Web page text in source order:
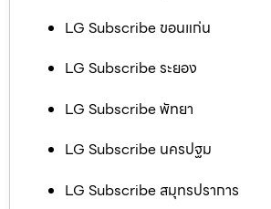
LG Subscribe ขอนแก่น
LG Subscribe ระยอง
LG Subscribe พัทยา
LG Subscribe นครปฐม
LG Subscribe สมุทรปราการ